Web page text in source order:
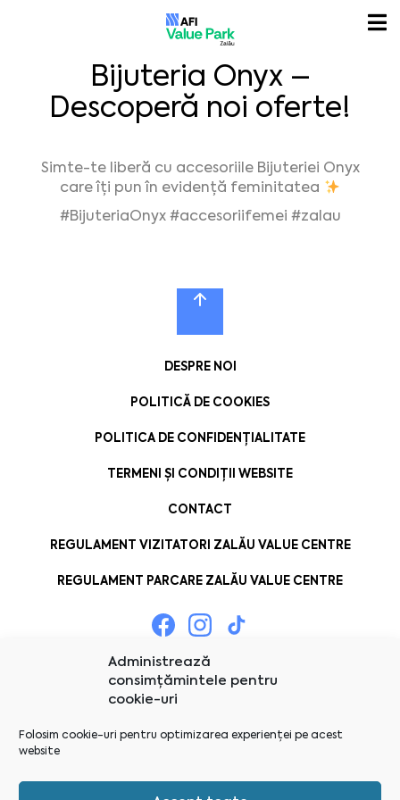
Administrează
consimțămintele pentru
cookie-uri
Folosim cookie-uri pentru optimizarea experienței pe acest
website
Bijuteria Onyx –
Descoperă noi oferte!
Simte-te liberă cu accesoriile Bijuteriei Onyx
care îți pun în evidență feminitatea
#BijuteriaOnyx #accesoriifemei #zalau
DESPRE NOI
POLITICĂ DE COOKIES
POLITICA DE CONFIDENȚIALITATE
TERMENI ȘI CONDIȚII WEBSITE
CONTACT
REGULAMENT VIZITATORI ZALĂU VALUE CENTRE
REGULAMENT PARCARE ZALĂU VALUE CENTRE